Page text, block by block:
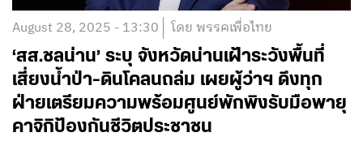
August 28, 2025 - 13:30 โดย พรรคเพื่อไทย
‘สส.ชลน่าน’ ระบุ จังหวัดน่านเฝ้าระวังพื้นที่
เสี่ยงน้ำป่า-ดินโคลนถล่ม เผยผู้ว่าฯ ดึงทุก
ฝ่ายเตรียมความพร้อมศูนย์พักพิงรับมือพายุ
คาจิกิป้องกันชีวิตประชาชน